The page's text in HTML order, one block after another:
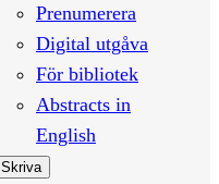
Prenumerera
Digital utgåva
För bibliotek
Abstracts in
English
Skriva